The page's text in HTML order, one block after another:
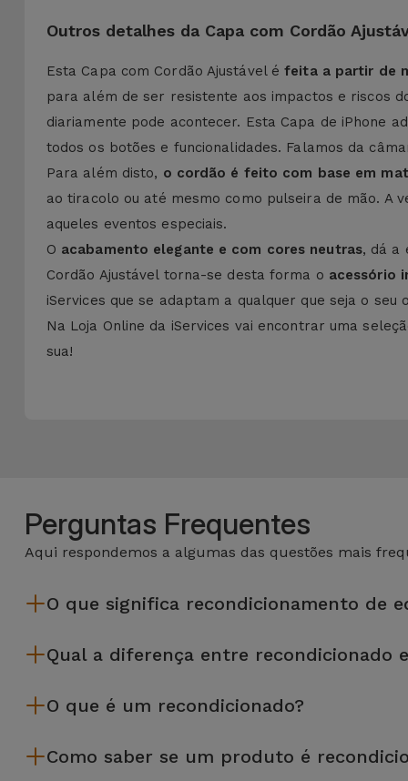
Outros detalhes da Capa com Cordão
Esta Capa com Cordão Ajustável éfeita a partir de
para além de ser resistente aos impactos e riscos
diariamente pode acontecer. Esta Capa de iPhone
todos os botões e funcionalidades. Falamos da
Para além disto, o cordão é feito com base em
ao tiracolo ou até mesmo como pulseira de mão. A
aqueles eventos especiais.
O acabamento elegante e com cores neutras, dá a
Cordão Ajustável torna-se desta forma o acessório
iServices que se adaptam a qualquer que seja o seu
Na Loja Online da iServices vai encontrar uma
sua!
Perguntas Frequentes
Aqui respondemos a algumas das questões mais
O que significa recondicionamento de
da Services passam por vários e rigorosos testes de
Qual a diferença entre recondicionado
equipamento recondicionado da iServices oferece uma
O que é um recondicionado?
de leasing ou de renovação de equipamentos empresariais.
Como saber se um produto é